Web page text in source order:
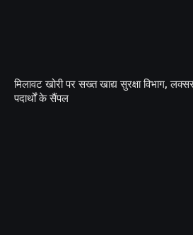
मिलावट खोरी पर सख्त खाद्य सुरक्षा विभाग,
पदार्थों के सैंपल